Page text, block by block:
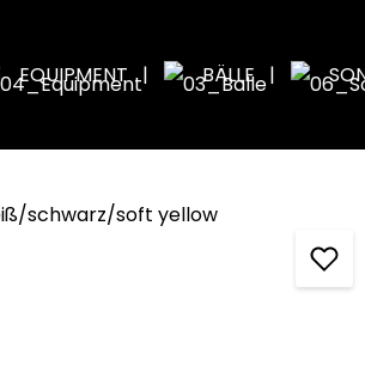
EQUIPMENT BÄLLE